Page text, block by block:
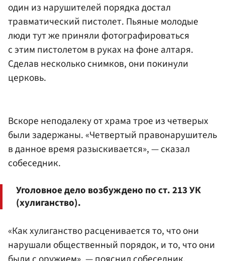
один из нарушителей порядка достал
травматический пистолет. Пьяные молодые
люди тут же приняли фотографироваться
с этим пистолетом в руках на фоне алтаря.
Сделав несколько снимков, они покинули
церковь.
Вскоре неподалеку от храма трое из четверых
были задержаны. «Четвертый правонарушитель
в данное время разыскивается», — сказал
собеседник.
Уголовное дело возбуждено по ст. 213 УК
(хулиганство).
«Как хулиганство расценивается то, что они
нарушали общественный порядок, и то, что они